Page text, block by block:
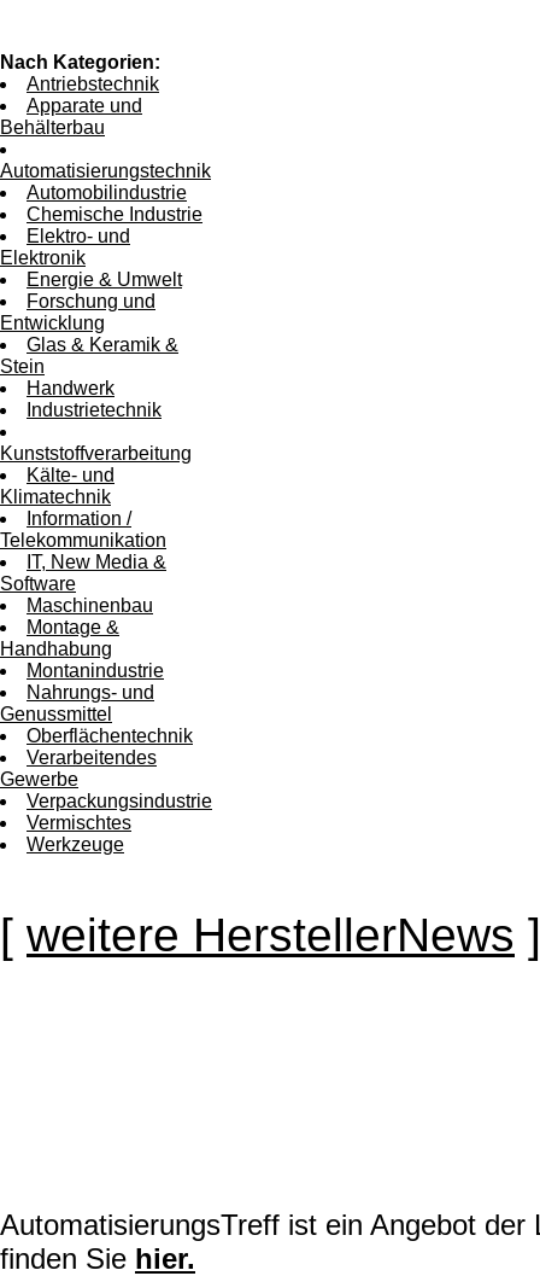
Nach Kategorien:
Antriebstechnik
Apparate und
Behälterbau
Automatisierungstechnik
Automobilindustrie
Chemische Industrie
Elektro- und
Elektronik
Energie & Umwelt
Forschung und
Entwicklung
Glas & Keramik &
Stein
Handwerk
Industrietechnik
Kunststoffverarbeitung
Kälte- und
Klimatechnik
Information /
Telekommunikation
IT, New Media &
Software
Maschinenbau
Montage &
Handhabung
Montanindustrie
Nahrungs- und
Genussmittel
Oberflächentechnik
Verarbeitendes
Gewerbe
Verpackungsindustrie
Vermischtes
Werkzeuge
[ weitere HerstellerNews
AutomatisierungsTreff ist ein Angebot
finden Sie hier.